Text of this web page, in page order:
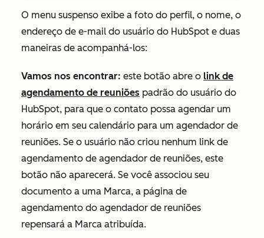
O menu suspenso exibe a foto do perfil, o nome, o
endereço de e-mail do usuário do HubSpot e duas
maneiras de acompanhá-los:
Vamos nos encontrar: este botão abre o link de
agendamento de reuniões padrão do usuário do
HubSpot, para que o contato possa agendar um
horário em seu calendário para um agendador de
reuniões. Se o usuário não criou nenhum link de
agendamento de agendador de reuniões, este
botão não aparecerá. Se você associou seu
documento a uma Marca, a página de
agendamento do agendador de reuniões
repensará a Marca atribuída.